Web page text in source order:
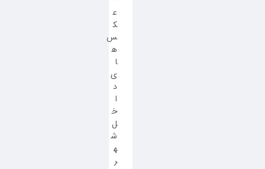
ع
ک
س
ه
ا
ی
د
ا
خ
ل
ش
ه
ر